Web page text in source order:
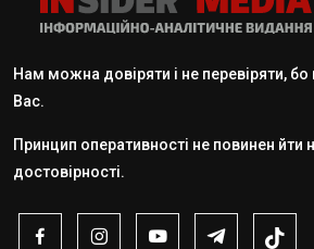
Нам можна довіряти і не перевіряти,
Вас.
Принцип оперативності не повинен йти
достовірності.